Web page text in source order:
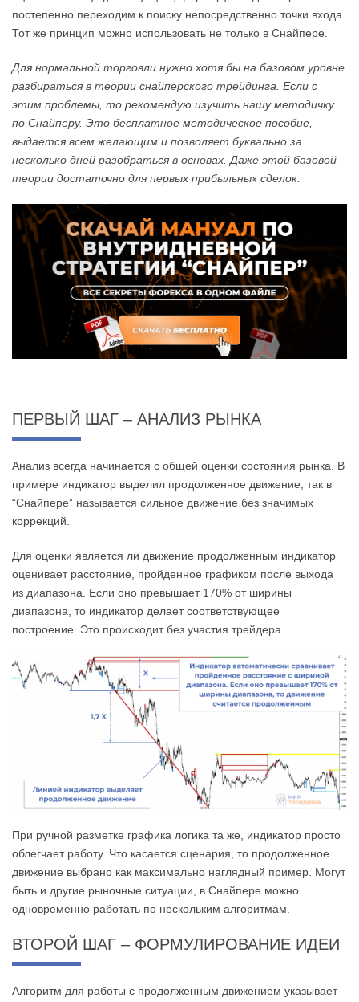
постепенно переходим к поиску непосредственно точки входа.
Тот же принцип можно использовать не только в Снайпере.
Для нормальной торговли нужно хотя бы на базовом уровне
разбираться в теории снайперского трейдинга. Если с
этим проблемы, то рекомендую изучить нашу методичку
по Снайперу. Это бесплатное методическое пособие,
выдается всем желающим и позволяет буквально за
несколько дней разобраться в основах. Даже этой базовой
теории достаточно для первых прибыльных сделок.
ПЕРВЫЙ ШАГ – АНАЛИЗ РЫНКА
Анализ всегда начинается с общей оценки состояния рынка. В
примере индикатор выделил продолженное движение, так в
“Снайпере” называется сильное движение без значимых
коррекций.
Для оценки является ли движение продолженным индикатор
оценивает расстояние, пройденное графиком после выхода
из диапазона. Если оно превышает 170% от ширины
диапазона, то индикатор делает соответствующее
построение. Это происходит без участия трейдера.
При ручной разметке графика логика та же, индикатор просто
облегчает работу. Что касается сценария, то продолженное
движение выбрано как максимально наглядный пример. Могут
быть и другие рыночные ситуации, в Снайпере можно
одновременно работать по нескольким алгоритмам.
ВТОРОЙ ШАГ – ФОРМУЛИРОВАНИЕ ИДЕИ
Алгоритм для работы с продолженным движением указывает